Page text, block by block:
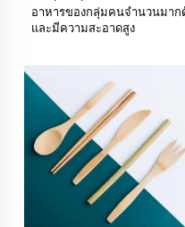
อาหารของกลุ่มคนจำนวนมา
และมีความสะอาดสูง